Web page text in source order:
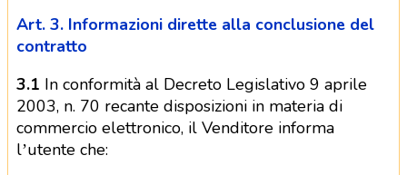
Art. 3. Informazioni dirette alla conclusione del
contratto
3.1 In conformità al Decreto Legislativo 9 aprile
2003, n. 70 recante disposizioni in materia di
commercio elettronico, il Venditore informa
l’utente che: